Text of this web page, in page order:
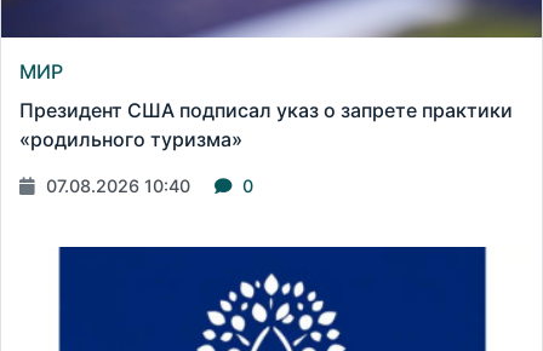
МИР
Президент США подписал указ о запрете практики
«родильного туризма»
07.08.2026 10:40 0